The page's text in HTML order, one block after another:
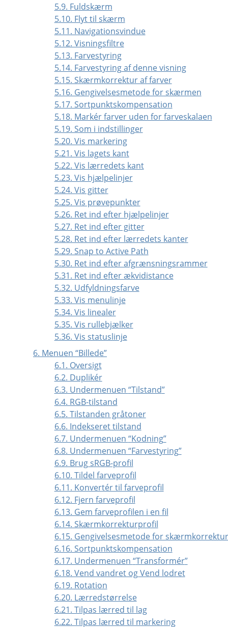
5.9. Fuldskærm
5.10. Flyt til skærm
5.11. Navigationsvindue
5.12. Visningsfiltre
5.13. Farvestyring
5.14. Farvestyring af denne visning
5.15. Skærmkorrektur af farver
5.16. Gengivelsesmetode for skærmen
5.17. Sortpunktskompensation
5.18. Markér farver uden for farveskalaen
5.19. Som i indstillinger
5.20. Vis markering
5.21. Vis lagets kant
5.22. Vis lærredets kant
5.23. Vis hjælpelinjer
5.24. Vis gitter
5.25. Vis prøvepunkter
5.26. Ret ind efter hjælpelinjer
5.27. Ret ind efter gitter
5.28. Ret ind efter lærredets kanter
5.29. Snap to Active Path
5.30. Ret ind efter afgrænsningsrammer
5.31. Ret ind efter ækvidistance
5.32. Udfyldningsfarve
5.33. Vis menulinje
5.34. Vis linealer
5.35. Vis rullebjælker
5.36. Vis statuslinje
6. Menuen “Billede”
6.1. Oversigt
6.2. Duplikér
6.3. Undermenuen “Tilstand”
6.4. RGB-tilstand
6.5. Tilstanden gråtoner
6.6. Indekseret tilstand
6.7. Undermenuen “Kodning”
6.8. Undermenuen “Farvestyring”
6.9. Brug sRGB-profil
6.10. Tildel farveprofil
6.11. Konvertér til farveprofil
6.12. Fjern farveprofil
6.13. Gem farveprofilen i en fil
6.14. Skærmkorrekturprofil
6.15. Gengivelsesmetode for skærmkorrektur
6.16. Sortpunktskompensation
6.17. Undermenuen “Transformér”
6.18. Vend vandret og Vend lodret
6.19. Rotation
6.20. Lærredstørrelse
6.21. Tilpas lærred til lag
6.22. Tilpas lærred til markering